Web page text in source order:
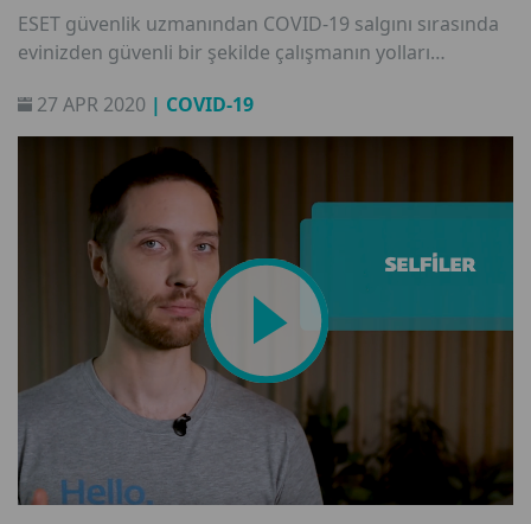
ESET güvenlik uzmanından COVID-19 salgını sırasında
evinizden güvenli bir şekilde çalışmanın yolları
27 APR 2020 | COVID-19